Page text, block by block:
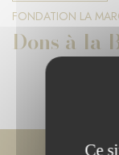
FONDATION LA
Dons à la
Ce